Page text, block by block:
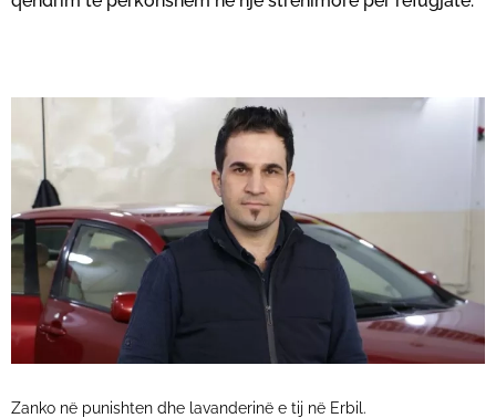
Zanko në punishten dhe lavanderinë e tij në Erbil.